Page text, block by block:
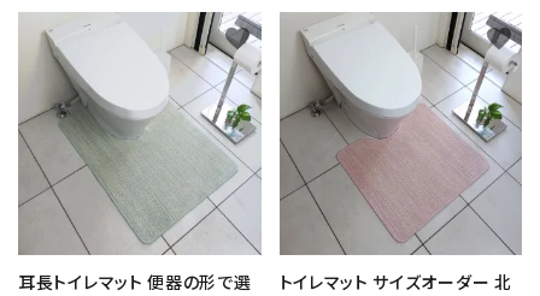
耳長トイレマット 便器の形で選
favorite
トイレマット サイズオーダー 北
favorite